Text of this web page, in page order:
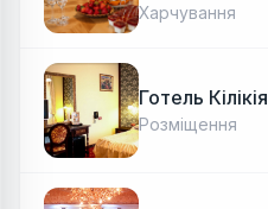
Харчування
Готель Кілікія
Розміщення